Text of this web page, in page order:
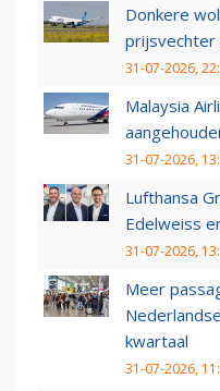
Donkere
31-07-2026,
Malaysia
31-07-2026,
Lufthansa
Edelweiss
31-07-2026,
Meer
kwartaal
31-07-2026,